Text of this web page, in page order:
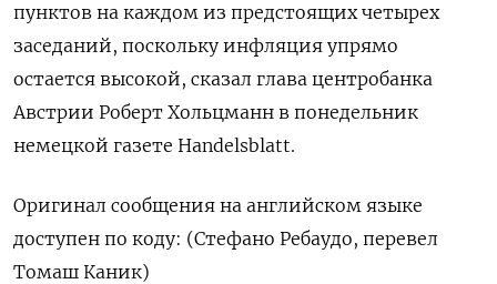
пунктов на каждом из предстоящих четырех
заседаний, поскольку инфляция упрямо
остается высокой, сказал глава центробанка
Австрии Роберт Хольцманн в понедельник
немецкой газете Handelsblatt.
Оригинал сообщения на английском языке
доступен по коду: (Стефано Ребаудо, перевел
Томаш Каник)